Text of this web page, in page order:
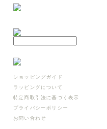
ショッピングガイド
ラッピングについて
特定商取引法に基づく表示
プライバシーポリシー
お問い合わせ